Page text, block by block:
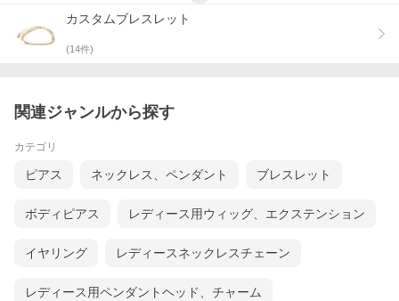
カスタムブレスレット
(14件)
関連ジャンルから探す
カテゴリ
ピアス ネックレス、ペンダント ブレスレット
ボディピアス レディース用ウィッグ、エクステンション
イヤリング レディースネックレスチェーン
レディース用ペンダントヘッド、チャーム